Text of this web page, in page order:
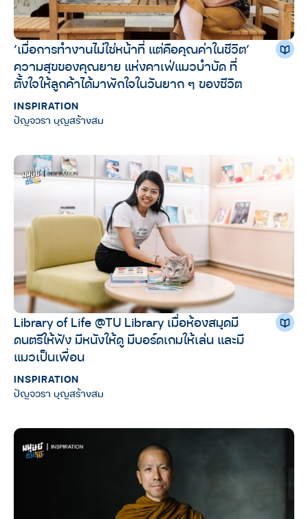
‘เมื่อการทำงานไม่ใช่หน้าที่ แต่คือคุณค่าในชีวิต’
ความสุขของคุณยาย แห่งคาเฟ่แมวบำบัด ที่
ตั้งใจให้ลูกค้าได้มาพักใจในวันยาก ๆ ของชีวิต
INSPIRATION
ปัญจวรา บุญสร้างสม
Library of Life @TU Library เมื่อห้องสมุดมี
ดนตรีให้ฟัง มีหนังให้ดู มีบอร์ดเกมให้เล่น และมี
แมวเป็นเพื่อน
INSPIRATION
ปัญจวรา บุญสร้างสม